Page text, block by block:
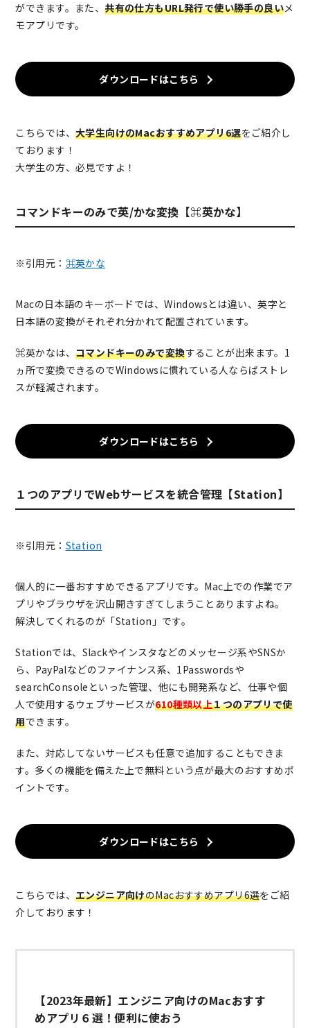
ができます。また、共有の仕方もURL発行で使い勝手の良いメ
モアプリです。
ダウンロードはこちら
こちらでは、 大学生向けのMacおすすめアプリ6選をご紹介し
ております！
大学生の方、必見ですよ！
コマンドキーのみで英/かな変換【⌘英かな】
※引用元： ⌘英かな
Macの日本語のキーボードでは、Windowsとは違い、英字と
日本語の変換がそれぞれ分かれて配置されています。
⌘英かなは、 コマンドキーのみで変換することが出来ます。1
ヵ所で変換できるのでWindowsに慣れている人ならばストレ
スが軽減されます。
ダウンロードはこちら
１つのアプリでWebサービスを統合管理【Station】
※引用元： Station
個人的に一番おすすめできるアプリです。Mac上での作業でア
プリやブラウザを沢山開きすぎてしまうことありますよね。
解決してくれるのが「Station」です。
Stationでは、Slackやインスタなどのメッセージ系やSNSか
ら、PayPalなどのファイナンス系、1Passwordsや
searchConsoleといった管理、他にも開発系など、仕事や個
人で使用するウェブサービスが610種類以上１つのアプリで使
用できます。
また、対応してないサービスも任意で追加することもできま
す。多くの機能を備えた上で無料という点が最大のおすすめポ
イントです。
ダウンロードはこちら
こちらでは、 エンジニア向けのMacおすすめアプリ6選をご紹
介しております！
【2023年最新】エンジニア向けのMacおすす
めアプリ６選！便利に使おう